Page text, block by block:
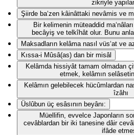
zikriyle
Şiirde ba‘zen kâinâttaki nevâmis ve
Bir kelimenin müteaddid
becâyiş ve telkîhât olur. Bunu
Maksadların kelâma nasıl vüs‘at ve
Kıssa-i Mûsâ(as) dan bir misâl
Kelâmda hissiyât tamam olmadan
etmek, kelâmın
Kelâmın gelebilecek hücûmlardan
îzâhı
Üslûbun üç esâsının beyânı:
Müellifin, evvelce Japonların
cevâblardan bir iki tanesine dâir
ifâde